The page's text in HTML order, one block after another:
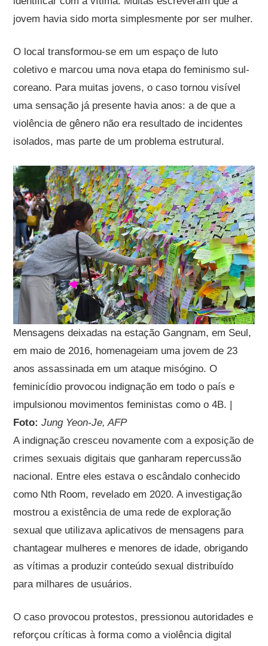
jovem havia sido morta simplesmente por ser mulher.
O local transformou-se em um espaço de luto
coletivo e marcou uma nova etapa do feminismo sul-
coreano. Para muitas jovens, o caso tornou visível
uma sensação já presente havia anos: a de que a
violência de gênero não era resultado de incidentes
isolados, mas parte de um problema estrutural.
Mensagens deixadas na estação Gangnam, em Seul,
em maio de 2016, homenageiam uma jovem de 23
anos assassinada em um ataque misógino. O
feminicídio provocou indignação em todo o país e
impulsionou movimentos feministas como o 4B. |
Foto: Jung Yeon-Je, AFP
A indignação cresceu novamente com a exposição de
crimes sexuais digitais que ganharam repercussão
nacional. Entre eles estava o escândalo conhecido
como Nth Room, revelado em 2020. A investigação
mostrou a existência de uma rede de exploração
sexual que utilizava aplicativos de mensagens para
chantagear mulheres e menores de idade, obrigando
as vítimas a produzir conteúdo sexual distribuído
para milhares de usuários.
O caso provocou protestos, pressionou autoridades e
reforçou críticas à forma como a violência digital